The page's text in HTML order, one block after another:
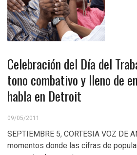
Celebración del Día del
tono combativo y lleno de
habla en Detroit
09/05/2011
SEPTIEMBRE 5, CORTESIA VOZ DE
momentos donde las cifras de